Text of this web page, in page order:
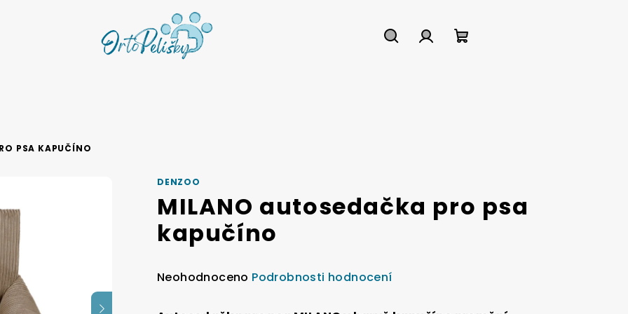
PSA KAPUČÍNO
DENZOO
MILANO autosedačka pro psa
kapučíno
Průměrné
produktu
Neohodnoceno Podrobnosti hodnocení